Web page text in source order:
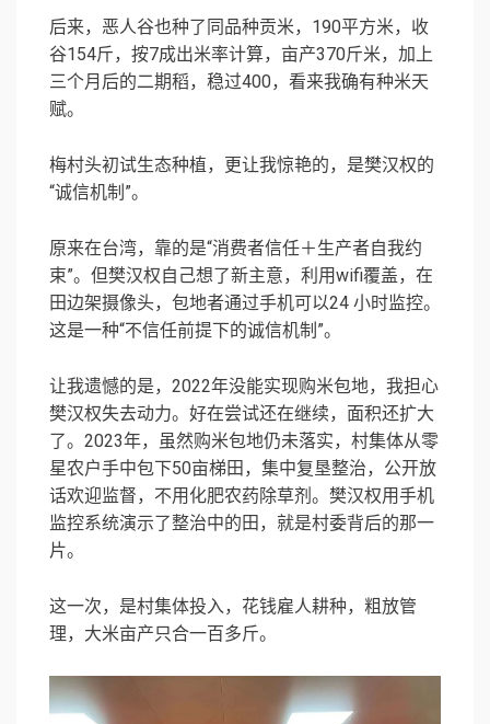
后来，恶人谷也种了同品种贡米，190平方米，收
谷154斤，按7成出米率计算，亩产370斤米，加上
三个月后的二期稻，稳过400，看来我确有种米天
赋。
梅村头初试生态种植，更让我惊艳的，是樊汉权的
“诚信机制”。
原来在台湾，靠的是“消费者信任＋生产者自我约
束”。但樊汉权自己想了新主意，利用wifi覆盖，在
田边架摄像头，包地者通过手机可以24 小时监控。
这是一种“不信任前提下的诚信机制”。
让我遗憾的是，2022年没能实现购米包地，我担心
樊汉权失去动力。好在尝试还在继续，面积还扩大
了。2023年，虽然购米包地仍未落实，村集体从零
星农户手中包下50亩梯田，集中复垦整治，公开放
话欢迎监督，不用化肥农药除草剂。樊汉权用手机
监控系统演示了整治中的田，就是村委背后的那一
片。
这一次，是村集体投入，花钱雇人耕种，粗放管
理，大米亩产只合一百多斤。